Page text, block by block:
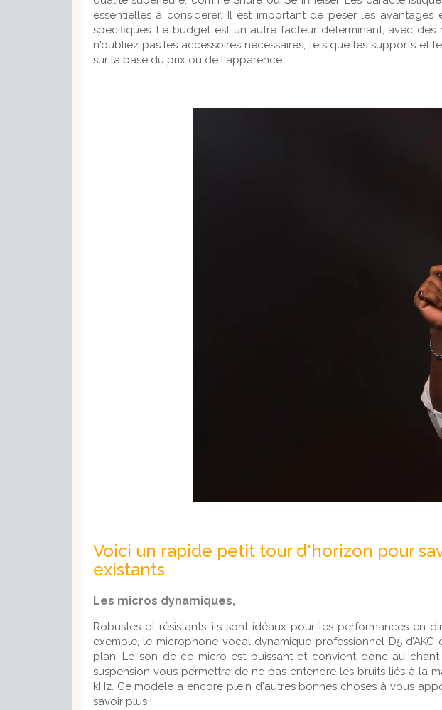
essentielles à considérer. Il est important de peser les
spécifiques. Le budget est un autre facteur déterminant, avec
n'oubliez pas les accessoires nécessaires, tels que les supports et
sur la base du prix ou de l'apparence.
Voici un rapide petit tour d'horizon pour
existants
Les micros dynamiques,
Robustes et résistants, ils sont idéaux pour les performances en
exemple, le microphone vocal dynamique professionnel D5
plan. Le son de ce micro est puissant et convient donc au
suspension vous permettra de ne pas entendre les bruits liés à la
kHz. Ce modèle a encore plein d'autres bonnes choses à vous
savoir plus !